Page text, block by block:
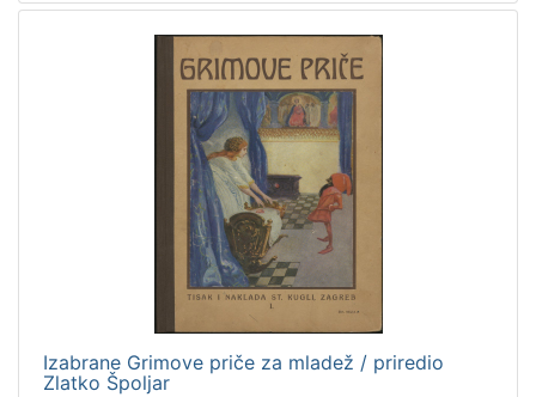
Izabrane Grimove priče za mladež / priredio
Zlatko Špoljar